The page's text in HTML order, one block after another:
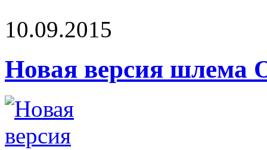
10.09.2015
Новая версия шлема